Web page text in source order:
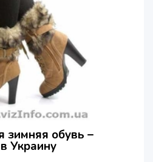
зимняя обувь –
Украину